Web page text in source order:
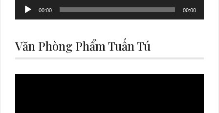
Audio
Player
00:00 00:00
Văn Phòng Phẩm Tuấn Tú